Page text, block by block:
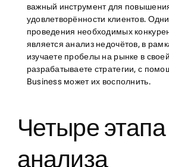
важный инструмент для
удовлетворённости клиентов.
проведения необходимых
является анализ недочётов, в
изучаете пробелы на рынке в
разрабатываете стратегии, с
Business может их восполнить.
Четыре
анализа